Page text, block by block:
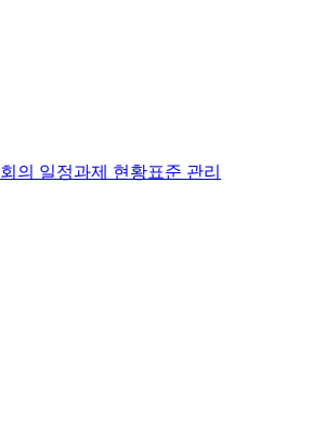
회의 일정과제 현황표준 관리